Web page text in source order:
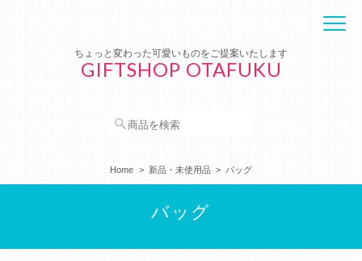
ちょっと変わった可愛いものをご提案いたします
GIFTSHOP OTAFUKU
Home 新品・未使用品 バッグ
バッグ